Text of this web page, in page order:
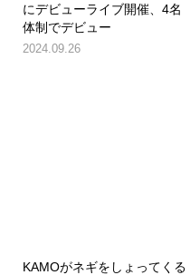
にデビューライブ開催、4名
体制でデビュー
2024.09.26
KAMOがネギをしょってくる